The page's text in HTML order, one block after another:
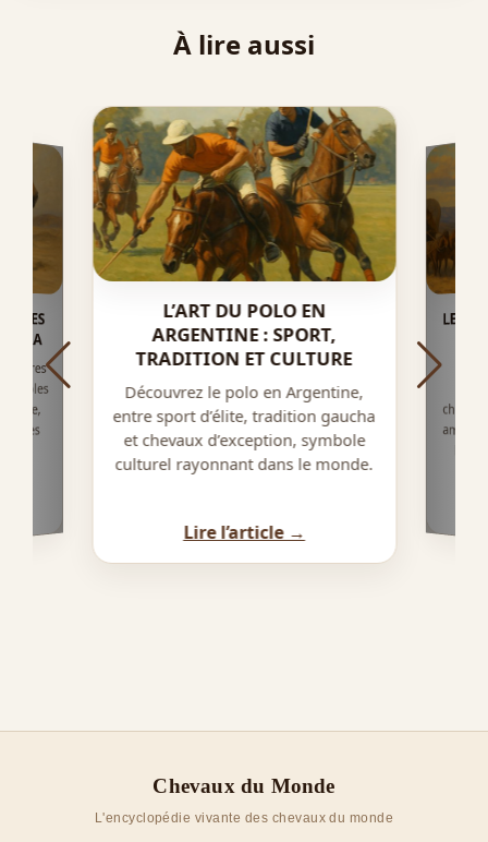
À lire aussi
fêtes
L’ART DU POLO EN
ARGENTINE : SPORT,
TRADITION ET CULTURE
Découvrez le polo en Argentine,
entre sport d’élite, tradition gaucha
et chevaux d’exception, symbole
culturel rayonnant dans le monde.
Lire l’article →
LE
Chevaux du Monde
L'encyclopédie vivante des chevaux du monde